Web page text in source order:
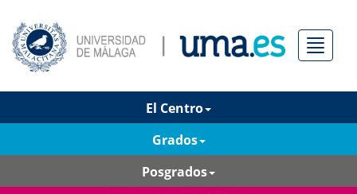
Menú
El Centro
Grados
Posgrados